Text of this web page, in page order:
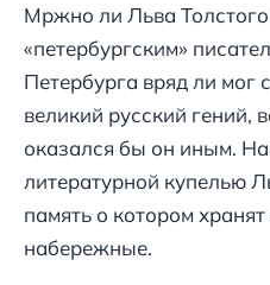
Мржно ли Льва Толстого
«петербургским»
Петербурга вряд ли мог
великий русский гений,
оказался бы он иным.
литературной купелью
память о котором
набережные.